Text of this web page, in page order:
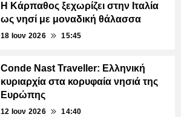
Η Κάρπαθος ξεχωρίζει στην Ιταλία
ως νησί με μοναδική θάλασσα
18 Ιουν 2026 15:45
Conde Nast Traveller: Ελληνική
κυριαρχία στα κορυφαία νησιά της
Ευρώπης
12 Ιουν 2026 14:40